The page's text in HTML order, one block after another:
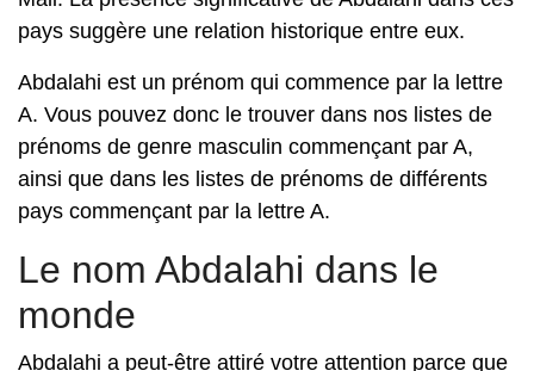
pays suggère une relation historique entre eux.
Abdalahi est un prénom qui commence par la lettre
A. Vous pouvez donc le trouver dans nos listes de
prénoms de genre masculin commençant par A,
ainsi que dans les listes de prénoms de différents
pays commençant par la lettre A.
Le nom Abdalahi dans le
monde
Abdalahi a peut-être attiré votre attention parce que